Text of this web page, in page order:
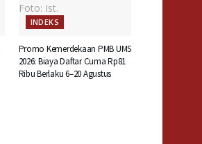
INDEKS
Promo Kemerdekaan PMB UMS
2026: Biaya Daftar Cuma Rp81
Ribu Berlaku 6–20 Agustus